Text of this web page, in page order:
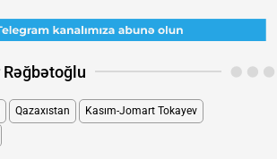
Qazaxıstan
Kasım-Jomart Tokayev